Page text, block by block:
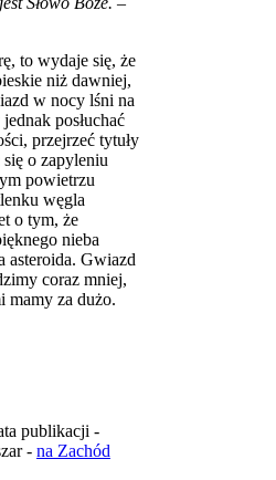
to wydaje się, że
niż dawniej,
w nocy lśni na
posłuchać
przejrzeć tytuły
o zapyleniu
powietrzu
węgla
o tym, że
nieba
asteroida. Gwiazd
coraz mniej,
mamy za dużo.
publikacji -
- na Zachód